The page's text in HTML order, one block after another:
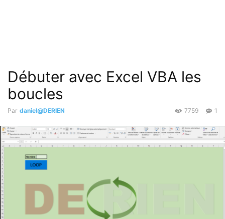
Débuter avec Excel VBA les
boucles
Par daniel@DERIEN 1
7759